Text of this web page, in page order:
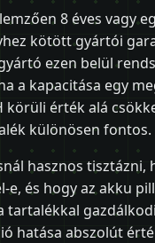
8 éves vagy
kötött gyártói
ezen belül
a kapacitása egy
körüli érték alá
különösen fontos.
hasznos tisztázni,
e, és hogy az akku
tartalékkal
hatása abszolút